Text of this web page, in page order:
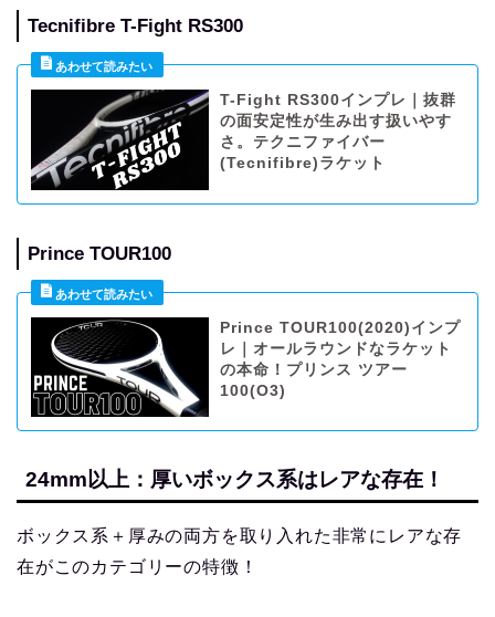
Tecnifibre T-Fight RS300
T-Fight RS300インプレ｜抜群
の面安定性が生み出す扱いやす
さ。テクニファイバー
(Tecnifibre)ラケット
Prince TOUR100
Prince TOUR100(2020)インプ
レ｜オールラウンドなラケット
の本命！プリンス ツアー
100(O3)
24mm以上：厚いボックス系はレアな存在！
ボックス系＋厚みの両方を取り入れた非常にレアな存
在がこのカテゴリーの特徴！